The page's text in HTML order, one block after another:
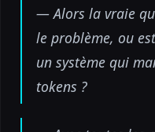
— Alors la vraie
le problème, ou
un système qui
tokens ?